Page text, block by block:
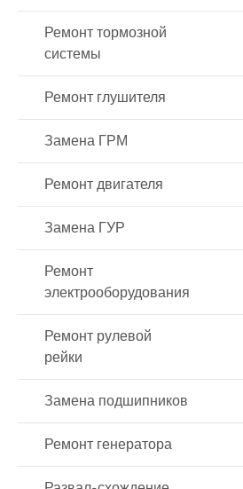
Ремонт тормозной
системы
Ремонт глушителя
Замена ГРМ
Ремонт двигателя
Замена ГУР
Ремонт
электрооборудования
Ремонт рулевой
рейки
Замена подшипников
Ремонт генератора